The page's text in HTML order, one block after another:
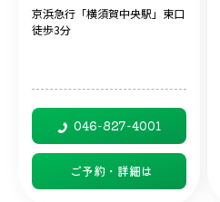
京浜急行「横須賀中央駅」東口
徒歩3分
046-827-4001
ご予約・詳細は